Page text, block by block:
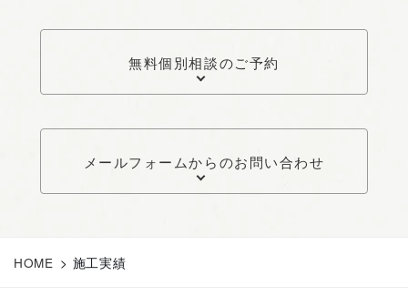
無料個別相談のご予約
メールフォームからのお問い合わせ
HOME > 施工実績